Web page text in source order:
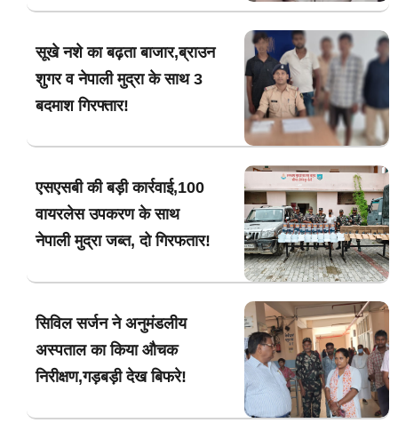
सूखे नशे का बढ़ता बाजार,ब्राउन
शुगर व नेपाली मुद्रा के साथ 3
बदमाश गिरफ्तार!
एसएसबी की बड़ी कार्रवाई,100
वायरलेस उपकरण के साथ
नेपाली मुद्रा जब्त, दो गिरफतार!
सिविल सर्जन ने अनुमंडलीय
अस्पताल का किया औचक
निरीक्षण,गड़बड़ी देख बिफरे!